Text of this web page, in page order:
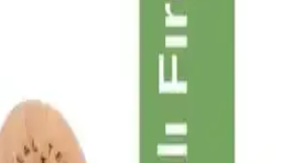
ve bölgesel uygulamalarda
etkileriyle cilt sağlığını destekler,
önemlidir.
Ürünlerin Faydaları ve
Detaylı Bilgi